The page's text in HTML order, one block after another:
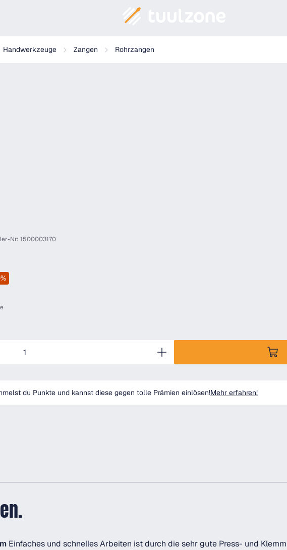
Handwerkzeuge Zangen Rohrzangen
260 mm
Nr: 1500003170
du Punkte und kannst diese gegen tolle Prämien einlösen!Mehr erfahren!
Einfaches und schnelles Arbeiten ist durch die sehr gute Press- und